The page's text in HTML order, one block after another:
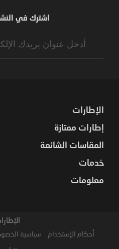
اشترك في
الإطارات
إطارات ممتازة
المقاسات الشائعة
خدمات
معلومات
أحكام الإستخدام سياسية